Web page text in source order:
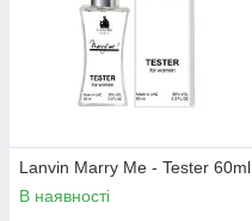
Lanvin Marry Me - Tester 60ml
В наявності